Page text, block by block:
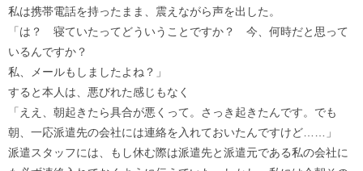
私は携帯電話を持ったまま、震えながら声を出した。
「は？ 寝ていたってどういうことですか？ 今、何時だと思って
いるんですか？
私、メールもしましたよね？」
すると本人は、悪びれた感じもなく
「ええ、朝起きたら具合が悪くって。さっき起きたんです。でも
朝、一応派遣先の会社には連絡を入れておいたんですけど……」
派遣スタッフには、もし休む際は派遣先と派遣元である私の会社に